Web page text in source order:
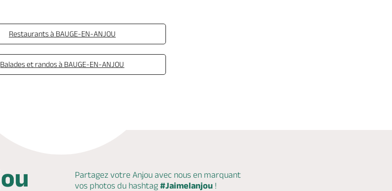
Restaurants à BAUGE-EN-ANJOU
Balades et randos à BAUGE-EN-ANJOU
Partagez votre Anjou avec nous en marquant
vos photos du hashtag #Jaimelanjou !